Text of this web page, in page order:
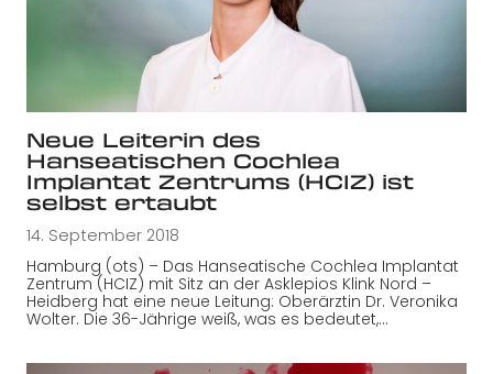
Neue Leiterin des
Hanseatischen Cochlea
Implantat Zentrums (HCIZ) ist
selbst ertaubt
14. September 2018
Hamburg (ots) – Das Hanseatische Cochlea Implantat
Zentrum (HCIZ) mit Sitz an der Asklepios Klink Nord –
Heidberg hat eine neue Leitung: Oberärztin Dr. Veronika
Wolter. Die 36-Jährige weiß, was es bedeutet,…